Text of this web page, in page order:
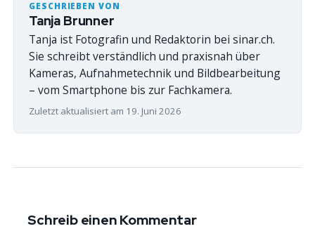
GESCHRIEBEN VON
Tanja Brunner
Tanja ist Fotografin und Redaktorin bei sinar.ch.
Sie schreibt verständlich und praxisnah über
Kameras, Aufnahmetechnik und Bildbearbeitung
– vom Smartphone bis zur Fachkamera.
Zuletzt aktualisiert am 19. Juni 2026
Schreib einen Kommentar